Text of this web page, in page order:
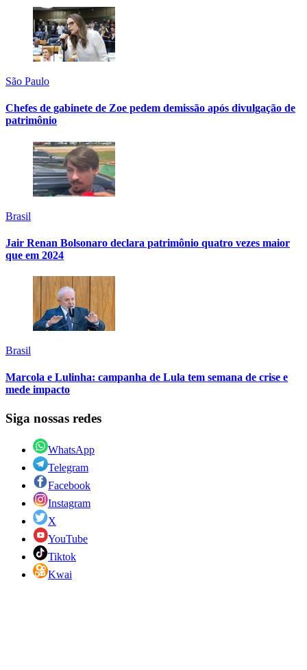
São Paulo
Chefes de gabinete de Zoe pedem demissão após divulgação de
patrimônio
Brasil
Jair Renan Bolsonaro declara patrimônio quatro vezes maior
que em 2024
Brasil
Marcola e Lulinha: campanha de Lula tem semana de crise e
mede impacto
Siga nossas redes
WhatsApp
Telegram
Facebook
Instagram
X
YouTube
Tiktok
Kwai